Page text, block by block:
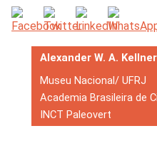
Alexander W. A. Kellner
Museu Nacional/ UFRJ
Academia Brasileira de
INCT Paleovert